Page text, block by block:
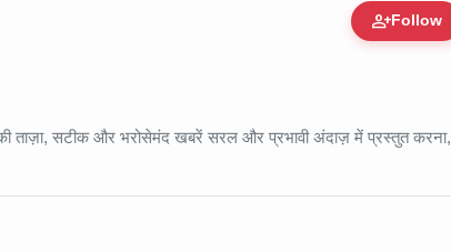
person_addFollow
• 11 Jun, 2026
ताज़ा, सटीक और भरोसेमंद खबरें सरल और प्रभावी अंदाज़ में प्रस्तुत करना,